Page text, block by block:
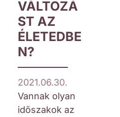
VÁLTOZÁ
ST AZ
ÉLETEDBE
N?
2021.06.30.
Vannak olyan
időszakok az